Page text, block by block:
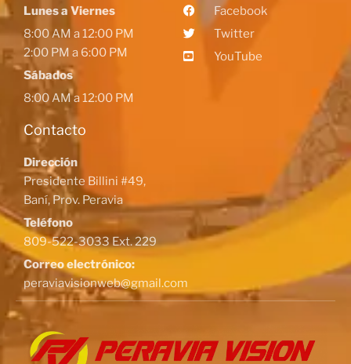
Lunes a Viernes
8:00 AM a 12:00 PM
2:00 PM a 6:00 PM
Sábados
8:00 AM a 12:00 PM
Contacto
Dirección
Presidente Billini #49,
Baní, Prov. Peravia
Teléfono
809-522-3033 Ext. 229
Correo electrónico:
peraviavisionweb@gmail.com
Facebook
Twitter
YouTube